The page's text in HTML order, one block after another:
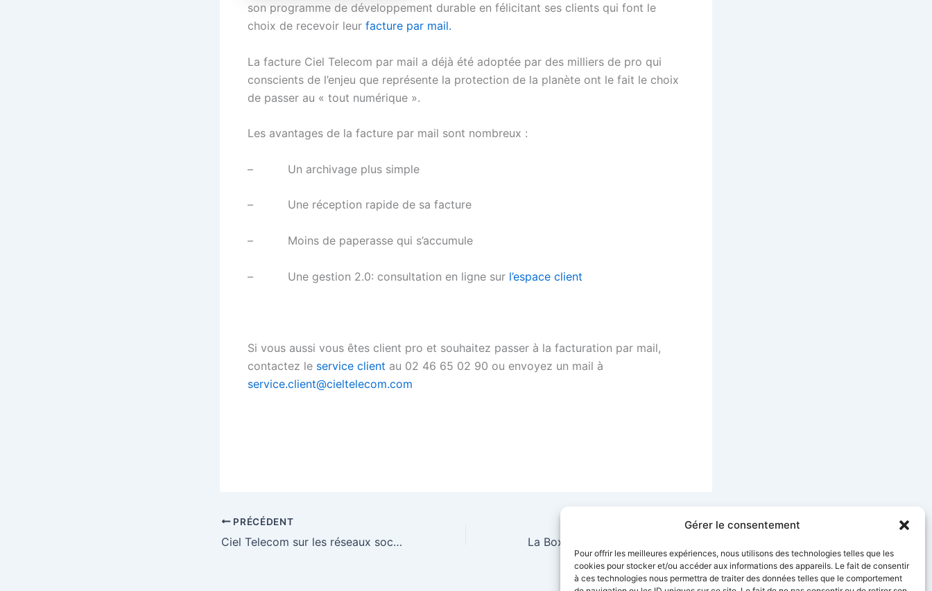
Gérer le consentement
Pour offrir les meilleures expériences, nous utilisons des technologies telles que les
cookies pour stocker et/ou accéder aux informations des appareils. Le fait de consentir
à ces technologies nous permettra de traiter des données telles que le comportement
son programme de développement durable en félicitant ses clients qui font le
choix de recevoir leur facture par mail.
La facture Ciel Telecom par mail a déjà été adoptée par des milliers de pro qui
conscients de l’enjeu que représente la protection de la planète ont le fait le choix
de passer au « tout numérique ».
Les avantages de la facture par mail sont nombreux :
– Un archivage plus simple
– Une réception rapide de sa facture
– Moins de paperasse qui s’accumule
– Une gestion 2.0: consultation en ligne sur l’espace client
Si vous aussi vous êtes client pro et souhaitez passer à la facturation par mail,
contactez le service client au 02 46 65 02 90 ou envoyez un mail à
service.client@cieltelecom.com
PRÉCÉDENT
Ciel Telecom sur les réseaux sociaux
SUIVANT